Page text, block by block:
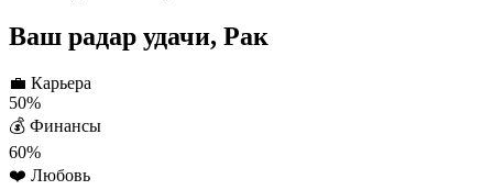
Ваш радар удачи, Рак
💼 Карьера
50%
💰 Финансы
60%
❤️ Любовь